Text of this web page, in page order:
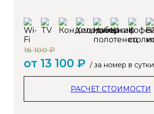
16 100 ₽
от 13 100 ₽ / за номер в сутки
РАСЧЕТ СТОИМОСТИ